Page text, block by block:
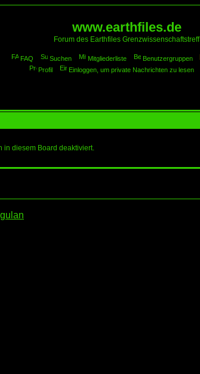
www.earthfiles.de
Forum des Earthfiles Grenzwissenschaftstreff
FAQ Suchen Mitgliederliste Benutzergruppen
Profil
Einloggen, um private Nachrichten zu lesen
in diesem Board deaktiviert.